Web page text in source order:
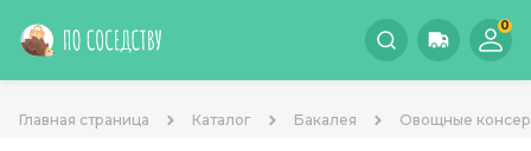
0
Главная страница Каталог Бакалея Овощные